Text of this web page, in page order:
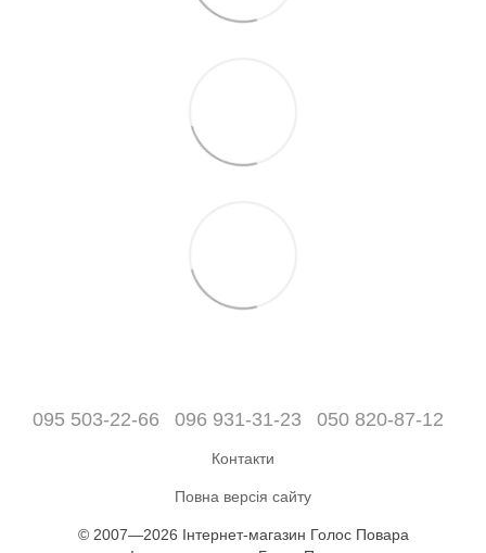
095 503-22-66 096 931-31-23 050 820-87-12
Контакти
Повна версія сайту
© 2007—2026 Інтернет-магазин Голос Повара